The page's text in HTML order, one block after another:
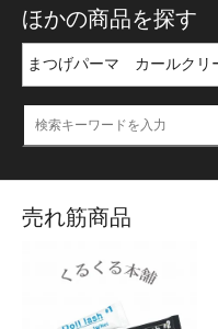
ほかの商品を探す
売れ筋商品